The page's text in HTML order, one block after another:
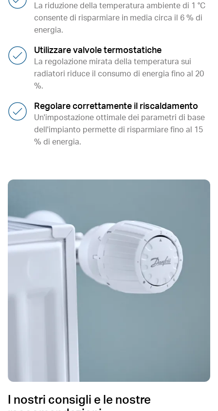
La riduzione della temperatura ambiente di 1 °C
consente di risparmiare in media circa il 6 % di
energia.
Utilizzare valvole termostatiche
La regolazione mirata della temperatura sui
radiatori riduce il consumo di energia fino al 20
%.
Regolare correttamente il riscaldamento
Un'impostazione ottimale dei parametri di base
dell'impianto permette di risparmiare fino al 15
% di energia.
I nostri consigli e le nostre